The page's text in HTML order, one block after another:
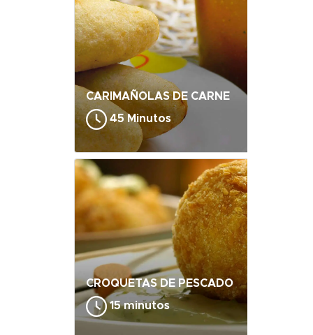
CARIMAÑOLAS DE CARNE
45 Minutos
CROQUETAS DE PESCADO
15 minutos